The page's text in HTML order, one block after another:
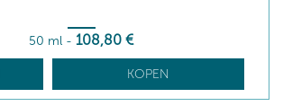
50 ml - 108,80 €
KOPEN